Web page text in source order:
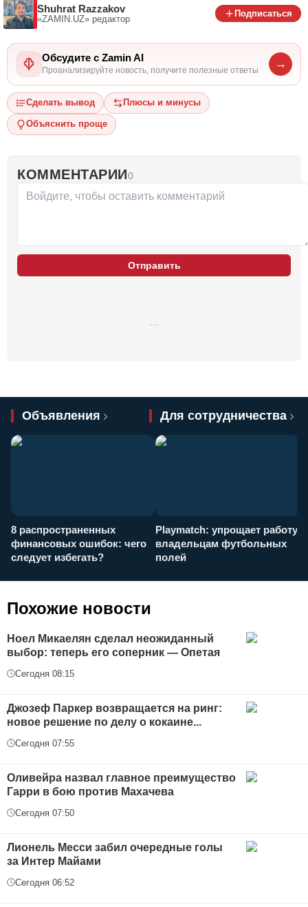
Shuhrat Razzakov
«ZAMIN.UZ» редактор
Подписаться
Обсудите с Zamin AI
Проанализируйте новость, получите полезные ответы
→
Сделать вывод Плюсы и минусы
Объяснить проще
КОММЕНТАРИИ0
Отправить
Объявления Для сотрудничества
8 распространенных
финансовых ошибок: чего
следует избегать?
Playmatch: упрощает работу
владельцам футбольных
полей
Похожие новости
Ноел Микаелян сделал неожиданный
выбор: теперь его соперник — Опетая
Сегодня 08:15
Джозеф Паркер возвращается на ринг:
новое решение по делу о кокаине...
Сегодня 07:55
Оливейра назвал главное преимущество
Гарри в бою против Махачева
Сегодня 07:50
Лионель Месси забил очередные голы
за Интер Майами
Сегодня 06:52